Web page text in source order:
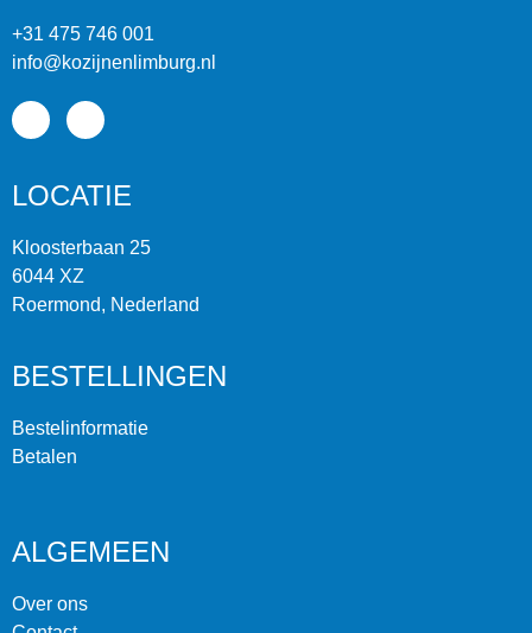
+31 475 746 001
info@kozijnenlimburg.nl
LOCATIE
Kloosterbaan 25
6044 XZ
Roermond, Nederland
BESTELLINGEN
Bestelinformatie
Betalen
ALGEMEEN
Over ons